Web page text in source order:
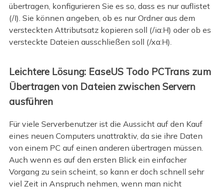
übertragen, konfigurieren Sie es so, dass es nur auflistet
(/I). Sie können angeben, ob es nur Ordner aus dem
versteckten Attributsatz kopieren soll (/ia:H) oder ob es
versteckte Dateien ausschließen soll (/xa:H).
Leichtere Lösung: EaseUS Todo PCTrans zum
Übertragen von Dateien zwischen Servern
ausführen
Für viele Serverbenutzer ist die Aussicht auf den Kauf
eines neuen Computers unattraktiv, da sie ihre Daten
von einem PC auf einen anderen übertragen müssen.
Auch wenn es auf den ersten Blick ein einfacher
Vorgang zu sein scheint, so kann er doch schnell sehr
viel Zeit in Anspruch nehmen, wenn man nicht